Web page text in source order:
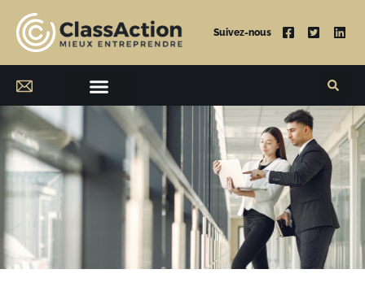
Suivez-nous